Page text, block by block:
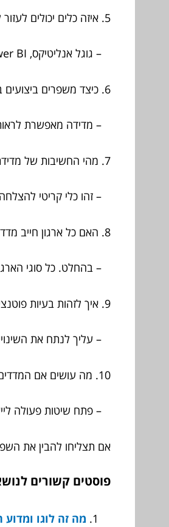
5. איזה כלים יכולים לעזור לי במדידות במהלך
– גוגל אנליטיקס, Tableau, Power BI הם בין הכלים הפופולריים.
6. כיצד משפרים ביצועים בעזרת מדידה?
– מדידה מאפשרת
7. מהי החשיבות של מדידת ביצועים?
– זהו כלי קריטי
8. האם כל ארגון חייב מדדי ביצועים?
– בהחלט. כל סוגי
9. איך לזהות בעיות פוטנציאליות במדדים?
– עליך לנתח את
10. מה עושים אם המדדים מראים תוצאות לא טובות?
– פתח שיטות פעולה
אם תצליחו להבין את
פוסטים קשורים
מה זה לוגו